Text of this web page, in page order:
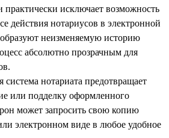
исключает возможность
действия нотариусов в электронной
неизменяемую историю
абсолютно прозрачным для
нотариата предотвращает
или подделку оформленного
может запросить свою копию
электронном виде в любое удобное